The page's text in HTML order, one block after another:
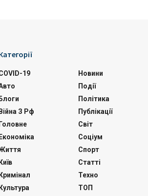
19
Блоги
Війна З Рф
Головне
Економіка
Київ
Кримінал
Культура
Новини
Події
Політика
Публікації
Світ
Соціум
Спорт
Статті
Техно
ТОП